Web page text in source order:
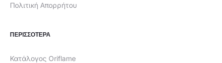
Πολιτική Απορρήτου
ΠΕΡΙΣΣΟΤΕΡΑ
Κατάλογος Oriflame